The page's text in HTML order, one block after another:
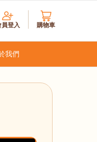
員登入 購物車
我們